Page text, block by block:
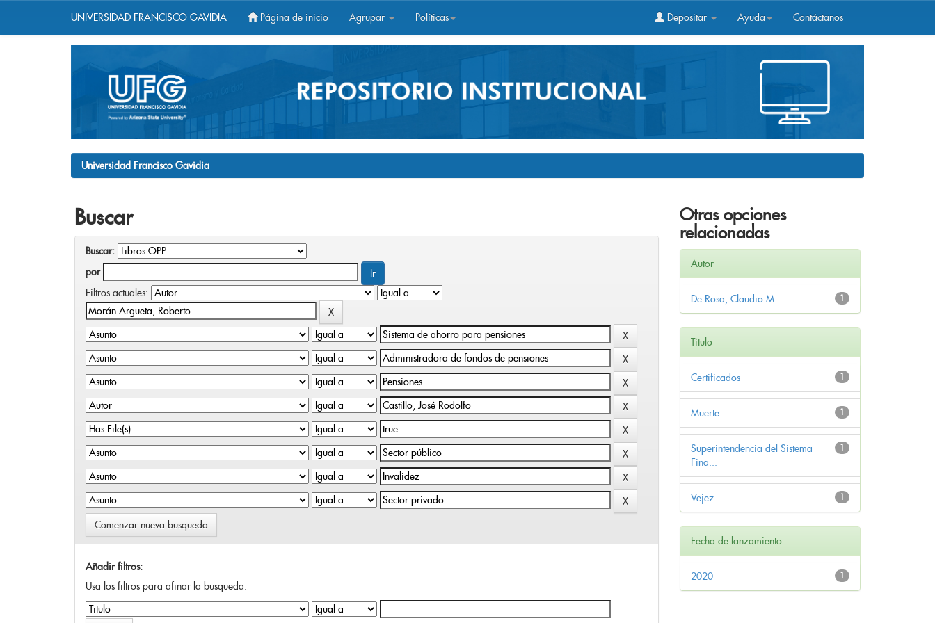
UNIVERSIDAD FRANCISCO GAVIDIA Página de inicio Agrupar Políticas Depositar Ayuda Contáctanos
Universidad Francisco Gavidia
Buscar
Buscar:
por
Filtros actuales:
Comenzar nueva busqueda
Añadir filtros:
Usa los filtros para afinar la busqueda.
Otras opciones
relacionadas
Autor
1
De Rosa, Claudio M.
Título
1
Certificados
1
Muerte
1
Superintendencia del Sistema
Fina...
1
Vejez
Fecha de lanzamiento
1
2020